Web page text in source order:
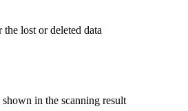
the lost or deleted data
shown in the scanning result